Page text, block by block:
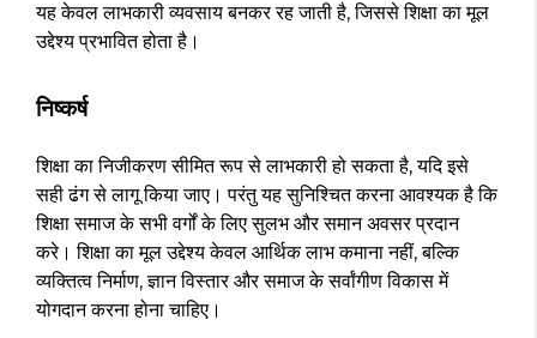
यह केवल लाभकारी व्यवसाय बनकर रह जाती है, जिससे शिक्षा का मूल
उद्देश्य प्रभावित होता है।
निष्कर्ष
शिक्षा का निजीकरण सीमित रूप से लाभकारी हो सकता है, यदि इसे
सही ढंग से लागू किया जाए। परंतु यह सुनिश्चित करना आवश्यक है कि
शिक्षा समाज के सभी वर्गों के लिए सुलभ और समान अवसर प्रदान
करे। शिक्षा का मूल उद्देश्य केवल आर्थिक लाभ कमाना नहीं, बल्कि
व्यक्तित्व निर्माण, ज्ञान विस्तार और समाज के सर्वांगीण विकास में
योगदान करना होना चाहिए।